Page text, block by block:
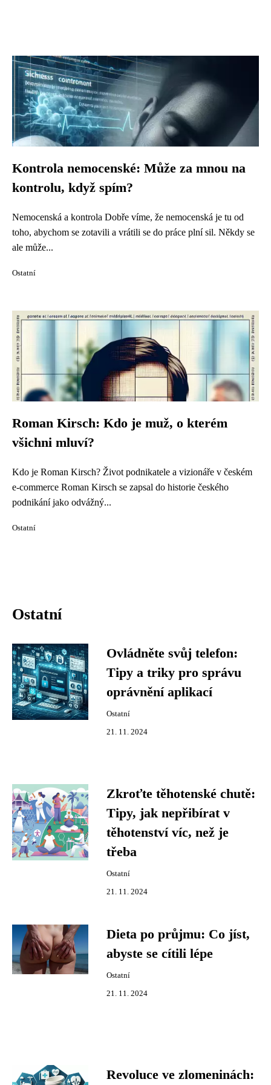
Kontrola nemocenské: Může za mnou na
kontrolu, když spím?
Nemocenská a kontrola Dobře víme, že nemocenská je tu od
toho, abychom se zotavili a vrátili se do práce plní sil. Někdy se
ale může...
Ostatní
Roman Kirsch: Kdo je muž, o kterém
všichni mluví?
Kdo je Roman Kirsch? Život podnikatele a vizionáře v českém
e-commerce Roman Kirsch se zapsal do historie českého
podnikání jako odvážný...
Ostatní
Ostatní
Ovládněte svůj telefon:
Tipy a triky pro správu
oprávnění aplikací
Ostatní
21. 11. 2024
Zkroťte těhotenské chutě:
Tipy, jak nepřibírat v
těhotenství víc, než je
třeba
Ostatní
21. 11. 2024
Dieta po průjmu: Co jíst,
abyste se cítili lépe
Ostatní
21. 11. 2024
Revoluce ve zlomeninách: